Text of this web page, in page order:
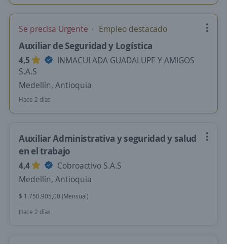
Se precisa Urgente Empleo destacado
Auxiliar de Seguridad y Logística
4,5
INMACULADA GUADALUPE Y AMIGOS
S.A.S
Medellín, Antioquia
Hace 2 días
Auxiliar Administrativa y seguridad y salud
en el trabajo
4,4
Cobroactivo S.A.S
Medellín, Antioquia
$ 1.750.905,00 (Mensual)
Hace 2 días